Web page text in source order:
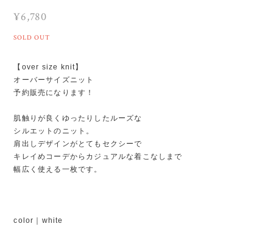
¥6,780
SOLD OUT
【over size knit】
オーバーサイズニット
予約販売になります！
肌触りが良くゆったりしたルーズな
シルエットのニット。
肩出しデザインがとてもセクシーで
キレイめコーデからカジュアルな着こなしまで
幅広く使える一枚です。
color｜white